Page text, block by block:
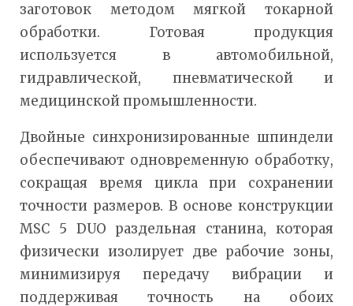
заготовок методом мягкой токарной
обработки. Готовая продукция
используется в автомобильной,
гидравлической, пневматической и
медицинской промышленности.
Двойные синхронизированные шпиндели
обеспечивают одновременную обработку,
сокращая время цикла при сохранении
точности размеров. В основе конструкции
MSC 5 DUO раздельная станина, которая
физически изолирует две рабочие зоны,
минимизируя передачу вибрации и
поддерживая точность на обоих